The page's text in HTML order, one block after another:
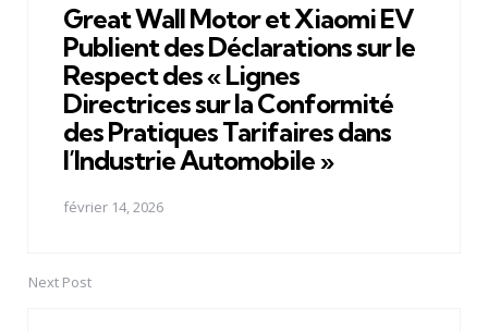
Great Wall Motor et Xiaomi EV
Publient des Déclarations sur le
Respect des « Lignes
Directrices sur la Conformité
des Pratiques Tarifaires dans
l’Industrie Automobile »
février 14, 2026
Next Post